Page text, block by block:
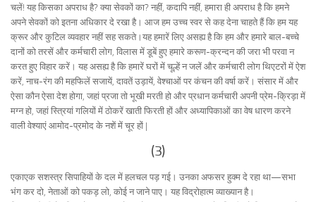
चलें! यह किसका अपराध है? क्या सेवकों का? नहीं, कदापि नहीं, हमारा ही अपराध है कि हमने
अपने सेवकों को इतना अधिकार दे रखा है। आज हम उच्च स्वर से कह देना चाहते हैं कि हम यह
क्रूर और कुटिल व्यवहार नहीं सह सकते।यह हमारें लिए असह्य है कि हम और हमारे बाल-बच्चे
दानों को तरसें और कर्मचारी लोग, विलास में डूबें हुए हमारे करूण-क्रन्दन की जरा भी परवा न
करत हुए विहार करें। यह असह्य है कि हमारें घरों में चूल्हें न जलें और कर्मचारी लोग थिएटरों में ऐश
करें, नाच-रंग की महफिलें सजायें, दावतें उड़ायें, वेश्चाओं पर कंचन की वर्षा करें। संसार में और
ऐसा कौन ऐसा देश होगा, जहां प्रजा तो भूखी मरती हो और प्रधान कर्मचारी अपनी प्रेम-क्रिड़ा में
मग्न हो, जहां स्त्रियां गलियों में ठोकरें खाती फिरती हों और अध्यापिकाओं का वेष धारण करने
वाली वेश्याएं आमोद-प्रमोद के नशें में चूर हों |
(3)
एकाएक सशस्त्र सिपाहियों के दल में हलचल पड़ गई। उनका अफसर हुक्म दे रहा था—सभा
भंग कर दो, नेताओं को पकड़ लो, कोई न जाने पाए। यह विद्रोहात्म व्याख्यान है।